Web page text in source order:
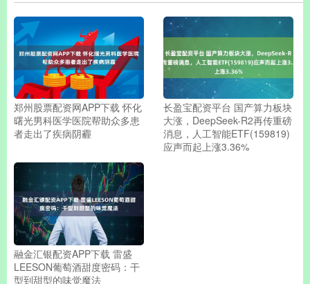
郑州股票配资网APP下载 怀化
曙光男科医学医院帮助众多患
者走出了疾病阴霾
长盈宝配资平台 国产算力板块
大涨，DeepSeek-R2再传重磅
消息，人工智能ETF(159819)
应声而起上涨3.36%
融金汇银配资APP下载 雷盛
LEESON葡萄酒甜度密码：干
型到甜型的味觉魔法